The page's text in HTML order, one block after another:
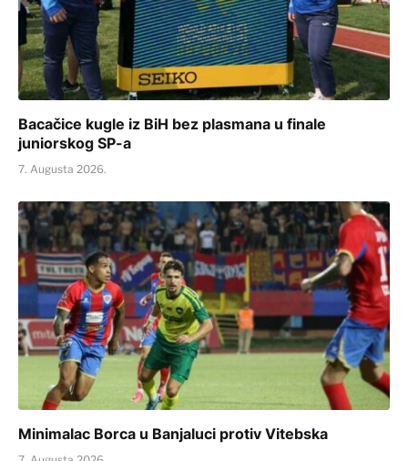
Bacačice kugle iz BiH bez plasmana u finale
juniorskog SP-a
7. Augusta 2026.
Minimalac Borca u Banjaluci protiv Vitebska